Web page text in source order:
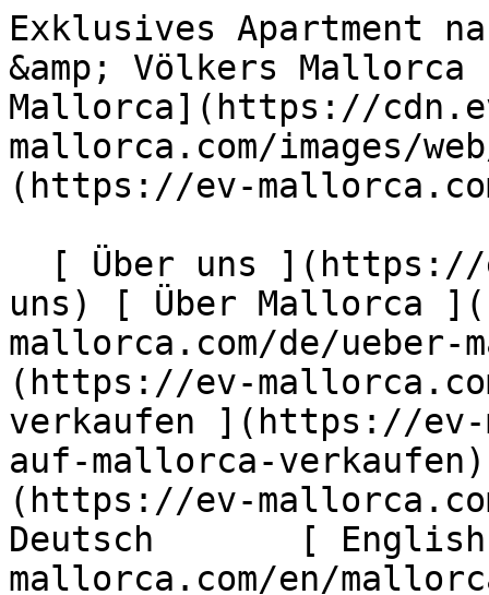
Exklusives Apartment nahe dem Paseo Borne - Engel &amp; Völkers Mallorca                [ ![EV Mallorca](https://cdn.ev-mallorca.com/images/web/EV_Logo_RGB.svg) ](https://ev-mallorca.com/de)  Mallorca  

  [ Über uns ](https://ev-mallorca.com/de/ueber-uns) [ Über Mallorca ](https://ev-mallorca.com/de/ueber-mallorca) [ Kontakt ](https://ev-mallorca.com/de/standorte) [ Immobilie verkaufen ](https://ev-mallorca.com/de/immobilie-auf-mallorca-verkaufen) [    Mein Account  ](https://ev-mallorca.com/de/mein-account)   Deutsch       [ English ](https://ev-mallorca.com/en/mallorca-property/exclusive-apartment-close-to-paseo-borne-W-048UJ0)   [ Español ](https://ev-mallorca.com/es/inmueble-mallorca/exclusivo-piso-cerca-del-paseo-borne-W-048UJ0)    [ Català ](https://ev-mallorca.com/ca/immoble-mallorca/pis-exclusiu-a-prop-del-passeig-de-born-W-048UJ0)   [ Svenska ](https://ev-mallorca.com/sv/mallorca-fastighet/exklusiv-lagenhet-nara-paseo-borne-1-W-048UJ0)   [ Français ](https://ev-mallorca.com/fr/bien-majorque/appartement-exclusif-pres-du-paseo-borne-W-048UJ0)   [ Polski ](https://ev-mallorca.com/pl/nieruchomosc-majorce/ekskluzywne-mieszkanie-w-poblizu-paseo-borne-W-048UJ0)   [ Italiano ](https://ev-mallorca.com/it/immobili-maiorca/appartamento-esclusivo-vicino-al-paseo-borne-W-048UJ0)   [ Dutch ](https://ev-mallorca.com/nl/mallorca-eigendom/exclusief-appartement-vlakbij-de-paseo-borne-W-048UJ0)   [ Русский ](https://ev-mallorca.com/ru/nedvizhimost-mayorka/ekskliuzivnaia-kvartira-riadom-s-paseo-borne-W-048UJ0)   [ Dansk ](https://ev-mallorca.com/da/mallorca-ejendom/eksklusiv-lejlighed-naer-paseo-borne-W-048UJ0)   

  Kaufen  [ Alle Immobilien ](https://ev-mallorca.com/de/mallorca-immobilien?contract_type=0) [ Haus ](https://ev-mallorca.com/de/mallorca-immobilien?contract_type=0&type%5B0%5D=0) [ Finca ](https://ev-mallorca.com/de/mallorca-immobilien?contract_type=0&type%5B0%5D=1) [ Apartment ](https://ev-mallorca.com/de/mallorca-immobilien?contract_type=0&type%5B0%5D=2) [ Penthouse ](https://ev-mallorca.com/de/mallorca-immobilien?contract_type=0&type%5B0%5D=5) [ Grundstück ](https://ev-mallorca.com/de/mallorca-immobilien?contract_type=0&type%5B0%5D=3) [ Neubauprojekt ](https://ev-mallorca.com/de/mallorca-immobilien?contract_type=0&type%5B0%5D=development) 

  Mieten  [ Alle Immobilien ](https://ev-mallorca.com/de/mallorca-immobilien?contract_type=1) [ Haus ](https://ev-mallorca.com/de/mallorca-immobilien?contract_type=1&type%5B0%5D=0) [ Finca ](https://ev-mallorca.com/de/mallorca-immobilien?contract_type=1&type%5B0%5D=1) [ Apartment ](https://ev-mallorca.com/de/mallorca-immobilien?contract_type=1&type%5B0%5D=2) [ Penthouse ](https://ev-mallorca.com/de/mallorca-immobilien?contract_type=1&type%5B0%5D=5) 

  Ferienvermietung  [ Alle Immobilien ](https://ev-mallorca.com/de/holiday-rentals) [ Haus ](https://ev-mallorca.com/de/holiday-rentals?type%5B0%5D=0) [ Finca ](https://ev-mallorca.com/de/holiday-rentals?type%5B0%5D=1) [ Apartment ](https://ev-mallorca.com/de/holiday-rentals?type%5B0%5D=2) [ Penthouse ](https://ev-mallorca.com/de/holiday-rentals?type%5B0%5D=5) 

  Gewerbe  [ Alle Immobilien ](https://ev-mallorca.com/de/gewerbeimmobilien) [ Land und Forstwirtschaft ](https://ev-mallorca.com/de/gewerbeimmobilien?type%5B0%5D=6) [ Hotel ](https://ev-mallorca.com/de/gewerbeimmobilien?type%5B0%5D=7) [ Industrie ](https://ev-mallorca.com/de/gewerbeimmobilien?type%5B0%5D=8) [ Investment ](https://ev-mallorca.com/de/gewerbeimmobilien?type%5B0%5D=9) [ Gastronomie ](https://ev-mallorca.com/de/gewerbeimmobilien?type%5B0%5D=10) [ Grundstück ](https://ev-mallorca.com/de/gewerbeimmobilien?type%5B0%5D=11) [ Ladenfläche ](https://ev-mallorca.com/de/gewerbeimmobilien?type%5B0%5D=12) [ Sonstiges ](https://ev-mallorca.com/de/gewerbeimmobilien?type%5B0%5D=13) [ Ladenfläche ](https://ev-mallorca.com/de/gewerbeimmobilien?type%5B0%5D=14) 

 [ Neubauprojekt ](https://ev-mallorca.com/de/mallorca-neubauprojekt) 

     Deutsch       [ English ](https://ev-mallorca.com/en/mallorca-property/exclusive-apartment-close-to-paseo-borne-W-048UJ0)   [ Español ](https://ev-mallorca.com/es/inmueble-mallorca/exclusivo-piso-cerca-del-paseo-borne-W-048UJ0)    [ Català ](https://ev-mallorca.com/ca/immoble-mallorca/pis-exclusiu-a-prop-del-passeig-de-born-W-048UJ0)   [ Svenska ](https://ev-mallorca.com/sv/mallorca-fastighet/exklusiv-lagenhet-nara-paseo-borne-1-W-048UJ0)   [ Français ](https://ev-mallorca.com/fr/bien-majorque/appartement-exclusif-pres-du-paseo-borne-W-048UJ0)   [ Polski ](https://ev-mallorca.com/pl/nieruchomosc-majorce/